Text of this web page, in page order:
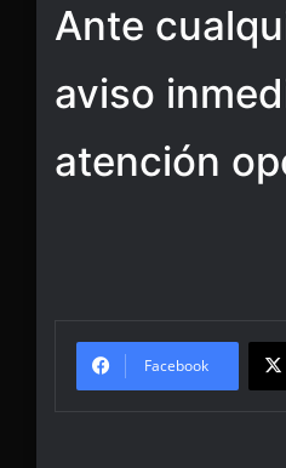
Ante
aviso
atención
Facebook